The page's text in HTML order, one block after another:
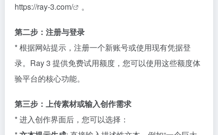
https://ray-3.com/
。
第二步：注册与登录
* 根据网站提示，注册一个新账号或使用现有凭据登
录。Ray 3 提供免费试用额度，您可以使用这些额度体
验平台的核心功能。
第三步：上传素材或输入创作需求
* 进入创作界面后，您可以选择：